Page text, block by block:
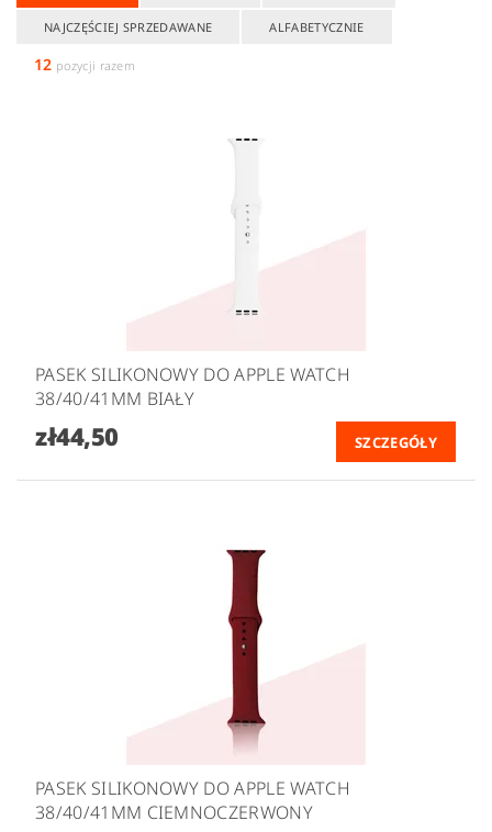
NAJCZĘŚCIEJ SPRZEDAWANE ALFABETYCZNIE
12 pozycji razem
PASEK SILIKONOWY DO APPLE WATCH
38/40/41MM BIAŁY
zł44,50 SZCZEGÓŁY
PASEK SILIKONOWY DO APPLE WATCH
38/40/41MM CIEMNOCZERWONY